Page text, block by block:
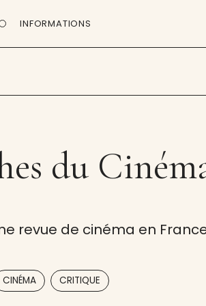
INFORMATIONS
du
revue de cinéma en
CINÉMA CRITIQUE